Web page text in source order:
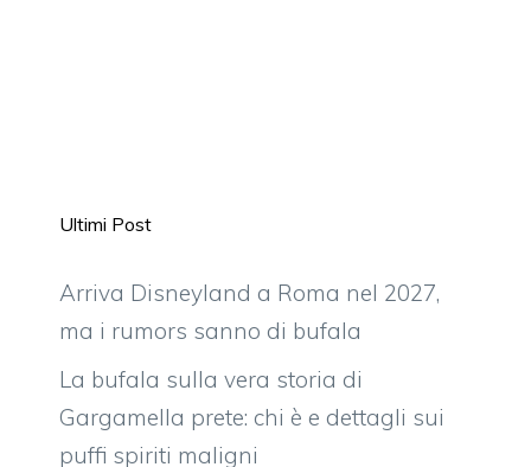
Ultimi Post
Arriva Disneyland a Roma nel 2027,
ma i rumors sanno di bufala
La bufala sulla vera storia di
Gargamella prete: chi è e dettagli sui
puffi spiriti maligni